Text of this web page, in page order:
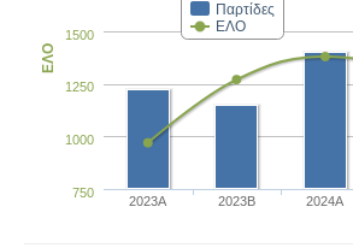
Παρτίδες
ΕΛΟ
2023Α 2023B 2024A
1000
750
1250
1500
ΕΛΟ